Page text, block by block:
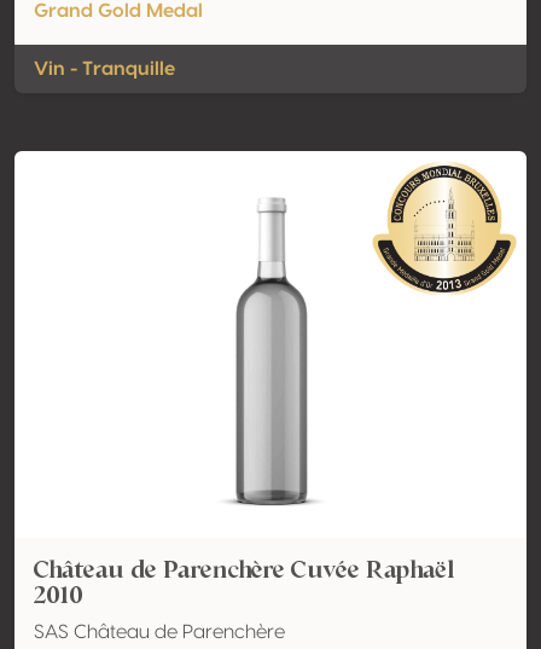
Grand Gold Medal
Vin - Tranquille
Château de Parenchère Cuvée Raphaël
2010
SAS Château de Parenchère